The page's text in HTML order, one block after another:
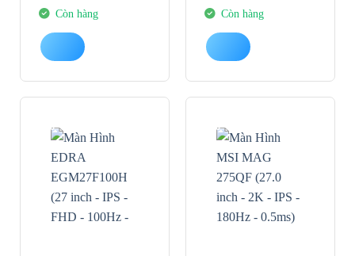
4.159.000 VND.
Còn hàng
18.489.000 VND.
Còn hàng
-39% -17%